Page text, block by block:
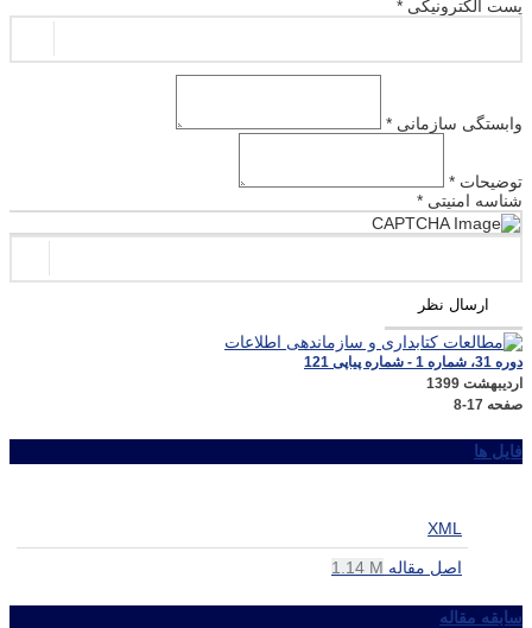
پست الکترونیکی *
وابستگی سازمانی *
توضیحات *
شناسه امنیتی *
ارسال نظر
دوره 31، شماره 1 - شماره پیاپی 121
اردیبهشت 1399
صفحه 8-17
فایل ها
XML
اصل مقاله 1.14 M
سابقه مقاله